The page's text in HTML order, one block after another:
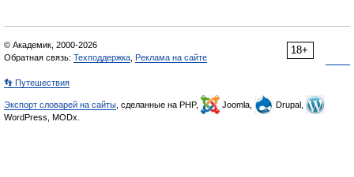
18+
© Академик, 2000-2026
Обратная связь: Техподдержка Реклама на сайте
👣 Путешествия
Экспорт словарей на сайты , сделанные на PHP, Joomla,
Drupal,
WordPress, MODx.